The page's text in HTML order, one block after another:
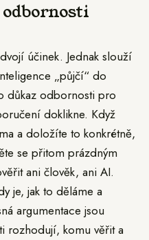
účinek. Jednak slouží
„půjčí“ do
důkaz odbornosti pro
doklikne. Když
a doložíte to konkrétně,
se přitom prázdným
ani člověk, ani AI.
je, jak to děláme a
argumentace jsou
rozhodují, komu věřit a